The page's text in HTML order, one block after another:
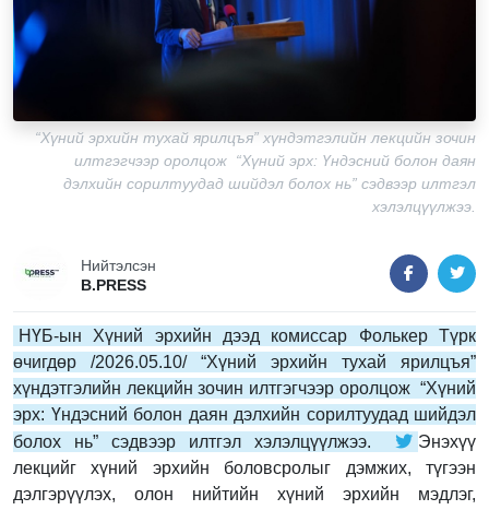
“Хүний эрхийн тухай ярилцъя” хүндэтгэлийн лекцийн зочин
илтгэгчээр оролцож “Хүний эрх: Үндэсний болон даян
дэлхийн сорилтуудад шийдэл болох нь” сэдвээр илтгэл
хэлэлцүүлжээ.
Нийтэлсэн
B.PRESS
НҮБ-ын Хүний эрхийн дээд комиссар Фолькер Түрк
өчигдөр /2026.05.10/ “Хүний эрхийн тухай ярилцъя”
хүндэтгэлийн лекцийн зочин илтгэгчээр оролцож “Хүний
эрх: Үндэсний болон даян дэлхийн сорилтуудад шийдэл
болох нь” сэдвээр илтгэл хэлэлцүүлжээ.
Энэхүү
лекцийг хүний эрхийн боловсролыг дэмжих, түгээн
дэлгэрүүлэх, олон нийтийн хүний эрхийн мэдлэг,